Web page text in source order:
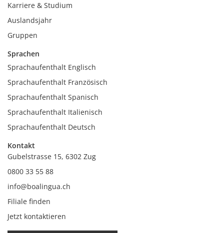
Karriere & Studium
Auslandsjahr
Gruppen
Sprachen
Sprachaufenthalt Englisch
Sprachaufenthalt Französisch
Sprachaufenthalt Spanisch
Sprachaufenthalt Italienisch
Sprachaufenthalt Deutsch
Kontakt
Gubelstrasse 15, 6302 Zug
0800 33 55 88
info@boalingua.ch
Filiale finden
Jetzt kontaktieren